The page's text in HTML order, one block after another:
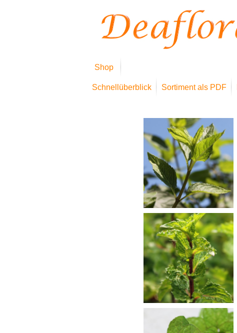
Shop
Schnellüberblick Sortiment als PDF